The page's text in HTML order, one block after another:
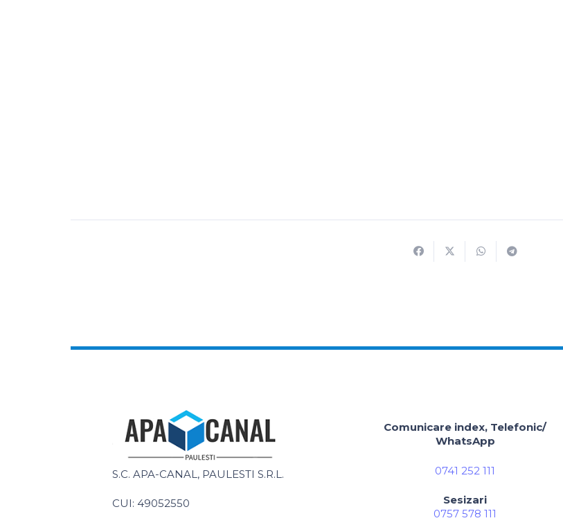
S.C. APA-CANAL, PAULESTI S.R.L.
CUI: 49052550
Comunicare index, Telefonic/
WhatsApp
0741 252 111
Sesizari
0757 578 111